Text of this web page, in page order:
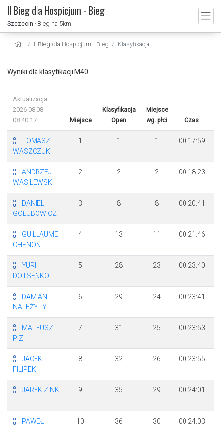
II Bieg dla Hospicjum - Bieg
Szczecin · Bieg na 5km
II Bieg dla Hospicjum - Bieg Klasyfikacja:
Wyniki dla klasyfikacji M40
Aktualizacja:
2026-08-08
08:40:17
Miejsce
Klasyfikacja
Open
Miejsce
wg. płci
Czas
TOMASZ
WASZCZUK
1 1 1 00:17:59
ANDRZEJ
WASILEWSKI
2 2 2 00:18:23
DANIEL
GOŁUBOWICZ
3 8 8 00:20:41
GUILLAUME
CHENON
4 13 11 00:21:46
YURII
DOTSENKO
5 28 23 00:23:40
DAMIAN
NALEŻYTY
6 29 24 00:23:41
MATEUSZ
PIZ
7 31 25 00:23:53
JACEK
FILIPEK
8 32 26 00:23:55
JAREK ZINK 9 35 29 00:24:01
PAWEŁ
10 36 30 00:24:03